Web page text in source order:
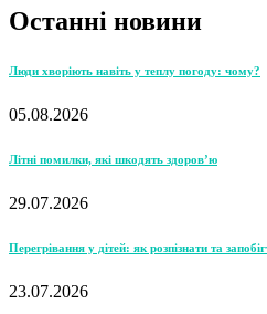
Останні новини
Люди хворіють навіть у теплу погоду: чому?
05.08.2026
Літні помилки, які шкодять здоров’ю
29.07.2026
Перегрівання у дітей: як розпізнати та
23.07.2026